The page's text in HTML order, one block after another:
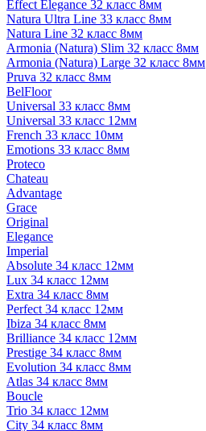
Effect Elegance 32 класс 8мм
Natura Ultra Line 33 класс 8мм
Natura Line 32 класс 8мм
Armonia (Natura) Slim 32 класс 8мм
Armonia (Natura) Large 32 класс 8мм
Pruva 32 класс 8мм
BelFloor
Universal 33 класс 8мм
Universal 33 класс 12мм
French 33 класс 10мм
Emotions 33 класс 8мм
Proteco
Chateau
Advantage
Grace
Original
Elegance
Imperial
Absolute 34 класс 12мм
Lux 34 класс 12мм
Extra 34 класс 8мм
Perfect 34 класс 12мм
Ibiza 34 класс 8мм
Brilliance 34 класс 12мм
Prestige 34 класс 8мм
Evolution 34 класс 8мм
Atlas 34 класс 8мм
Boucle
Trio 34 класс 12мм
City 34 класс 8мм